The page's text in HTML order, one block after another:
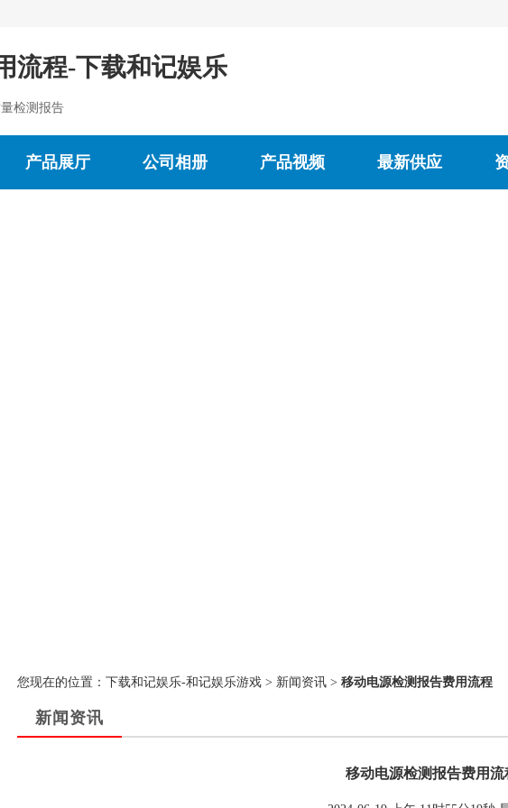
流程-下载和记娱乐
检测报告
产品展厅 公司相册 产品视频 最新供应
您现在的位置： 下载和记娱乐-和记娱乐游戏 > 新闻资讯 > 移动电源检测报告费用流程
新闻资讯
移动电源检测报告费用流